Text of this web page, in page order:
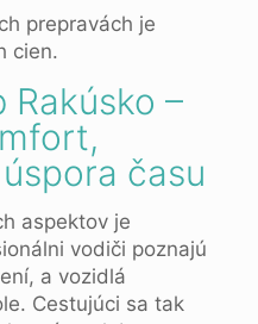
prepravách je
cien.
Rakúsko –
času
aspektov je
vodiči poznajú
a vozidlá
Cestujúci sa tak